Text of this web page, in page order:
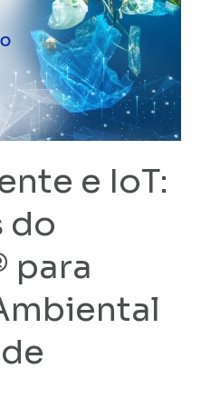
e IoT:
do
para